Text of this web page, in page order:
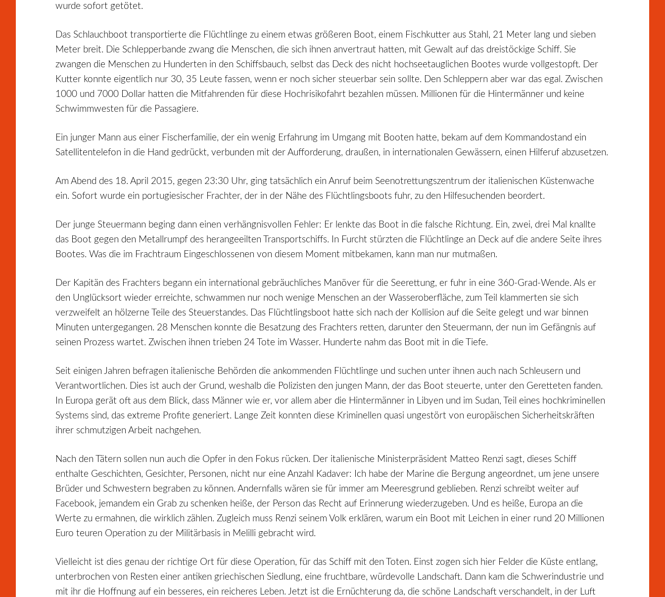
wurde sofort getötet.
Das Schlauchboot transportierte die Flüchtlinge zu einem etwas größeren Boot, einem Fischkutter aus Stahl, 21 Meter lang und sieben
Meter breit. Die Schlepperbande zwang die Menschen, die sich ihnen anvertraut hatten, mit Gewalt auf das dreistöckige Schiff. Sie
zwangen die Menschen zu Hunderten in den Schiffsbauch, selbst das Deck des nicht hochseetauglichen Bootes wurde vollgestopft. Der
Kutter konnte eigentlich nur 30, 35 Leute fassen, wenn er noch sicher steuerbar sein sollte. Den Schleppern aber war das egal. Zwischen
1000 und 7000 Dollar hatten die Mitfahrenden für diese Hochrisikofahrt bezahlen müssen. Millionen für die Hintermänner und keine
Schwimmwesten für die Passagiere.
Ein junger Mann aus einer Fischerfamilie, der ein wenig Erfahrung im Umgang mit Booten hatte, bekam auf dem Kommandostand ein
Satellitentelefon in die Hand gedrückt, verbunden mit der Aufforderung, draußen, in internationalen Gewässern, einen Hilferuf abzusetzen.
Am Abend des 18. April 2015, gegen 23:30 Uhr, ging tatsächlich ein Anruf beim Seenotrettungszentrum der italienischen Küstenwache
ein. Sofort wurde ein portugiesischer Frachter, der in der Nähe des Flüchtlingsboots fuhr, zu den Hilfesuchenden beordert.
Der junge Steuermann beging dann einen verhängnisvollen Fehler: Er lenkte das Boot in die falsche Richtung. Ein, zwei, drei Mal knallte
das Boot gegen den Metallrumpf des herangeeilten Transportschiffs. In Furcht stürzten die Flüchtlinge an Deck auf die andere Seite ihres
Bootes. Was die im Frachtraum Eingeschlossenen von diesem Moment mitbekamen, kann man nur mutmaßen.
Der Kapitän des Frachters begann ein international gebräuchliches Manöver für die Seerettung, er fuhr in eine 360-Grad-Wende. Als er
den Unglücksort wieder erreichte, schwammen nur noch wenige Menschen an der Wasseroberfläche, zum Teil klammerten sie sich
verzweifelt an hölzerne Teile des Steuerstandes. Das Flüchtlingsboot hatte sich nach der Kollision auf die Seite gelegt und war binnen
Minuten untergegangen. 28 Menschen konnte die Besatzung des Frachters retten, darunter den Steuermann, der nun im Gefängnis auf
seinen Prozess wartet. Zwischen ihnen trieben 24 Tote im Wasser. Hunderte nahm das Boot mit in die Tiefe.
Seit einigen Jahren befragen italienische Behörden die ankommenden Flüchtlinge und suchen unter ihnen auch nach Schleusern und
Verantwortlichen. Dies ist auch der Grund, weshalb die Polizisten den jungen Mann, der das Boot steuerte, unter den Geretteten fanden.
In Europa gerät oft aus dem Blick, dass Männer wie er, vor allem aber die Hintermänner in Libyen und im Sudan, Teil eines hochkriminellen
Systems sind, das extreme Profite generiert. Lange Zeit konnten diese Kriminellen quasi ungestört von europäischen Sicherheitskräften
ihrer schmutzigen Arbeit nachgehen.
Nach den Tätern sollen nun auch die Opfer in den Fokus rücken. Der italienische Ministerpräsident Matteo Renzi sagt, dieses Schiff
enthalte Geschichten, Gesichter, Personen, nicht nur eine Anzahl Kadaver: Ich habe der Marine die Bergung angeordnet, um jene unsere
Brüder und Schwestern begraben zu können. Andernfalls wären sie für immer am Meeresgrund geblieben. Renzi schreibt weiter auf
Facebook, jemandem ein Grab zu schenken heiße, der Person das Recht auf Erinnerung wiederzugeben. Und es heiße, Europa an die
Werte zu ermahnen, die wirklich zählen. Zugleich muss Renzi seinem Volk erklären, warum ein Boot mit Leichen in einer rund 20 Millionen
Euro teuren Operation zu der Militärbasis in Melilli gebracht wird.
Vielleicht ist dies genau der richtige Ort für diese Operation, für das Schiff mit den Toten. Einst zogen sich hier Felder die Küste entlang,
unterbrochen von Resten einer antiken griechischen Siedlung, eine fruchtbare, würdevolle Landschaft. Dann kam die Schwerindustrie und
mit ihr die Hoffnung auf ein besseres, ein reicheres Leben. Jetzt ist die Ernüchterung da, die schöne Landschaft verschandelt, in der Luft